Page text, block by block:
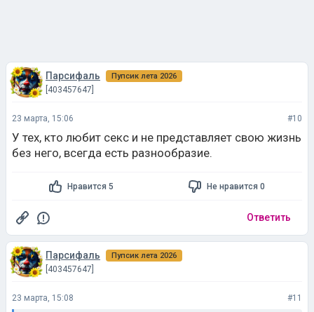
Парсифаль Пупсик лета 2026
[403457647]
23 марта, 15:06 #10
У тех, кто любит секс и не представляет свою жизнь
без него, всегда есть разнообразие.
Нравится 5 Не нравится 0
Ответить
Парсифаль Пупсик лета 2026
[403457647]
23 марта, 15:08 #11